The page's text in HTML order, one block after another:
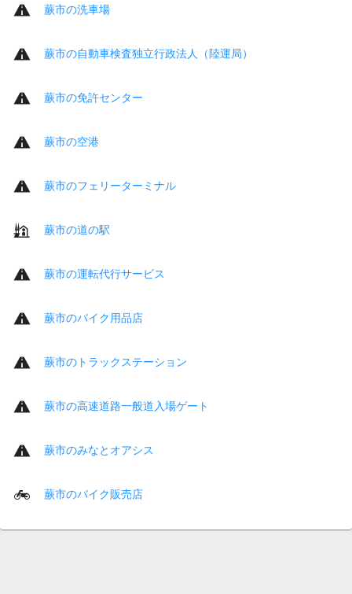
蕨市の洗車場
蕨市の自動車検査独立行政法人（陸運局）
蕨市の免許センター
蕨市の空港
蕨市のフェリーターミナル
蕨市の道の駅
蕨市の運転代行サービス
蕨市のバイク用品店
蕨市のトラックステーション
蕨市の高速道路一般道入場ゲート
蕨市のみなとオアシス
蕨市のバイク販売店